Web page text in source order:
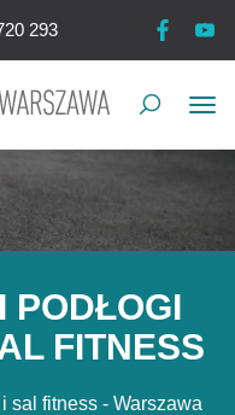
293
PODŁOGI
FITNESS
sal fitness - Warszawa